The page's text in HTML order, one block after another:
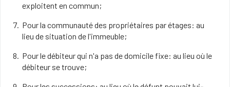
exploitent en commun;
Pour la communauté des propriétaires par étages: au
lieu de situation de l'immeuble;
Pour le débiteur qui n'a pas de domicile fixe: au lieu où le
débiteur se trouve;